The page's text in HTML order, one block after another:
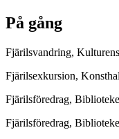
På gång
Fjärilsvandring,
Fjärilsexkursion,
Fjärilsföredrag,
Fjärilsföredrag,